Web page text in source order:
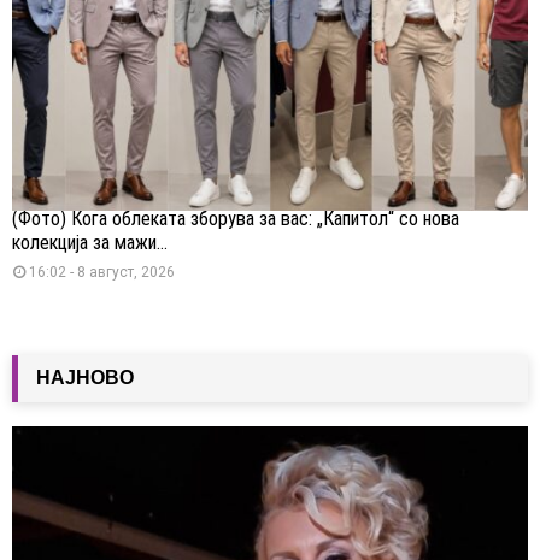
(Фото) Кога облеката зборува за вас: „Капитол“ со нова
колекција за мажи...
16:02 - 8 август, 2026
НАЈНОВО